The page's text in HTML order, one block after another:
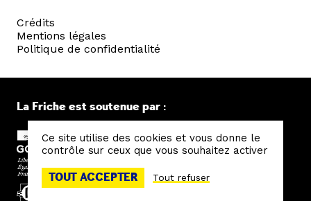
Crédits
Mentions légales
Politique de confidentialité
La Friche est soutenue par :
Ce site utilise des cookies et vous donne le
contrôle sur ceux que vous souhaitez activer
TOUT ACCEPTER Tout refuser